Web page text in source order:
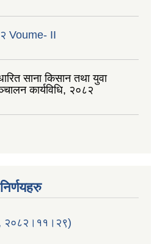
Voume- II
साना किसान तथा युवा
कार्यविधि, २०८२
२०८२।११।२९)